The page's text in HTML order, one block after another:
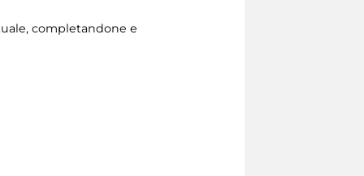
completandone e